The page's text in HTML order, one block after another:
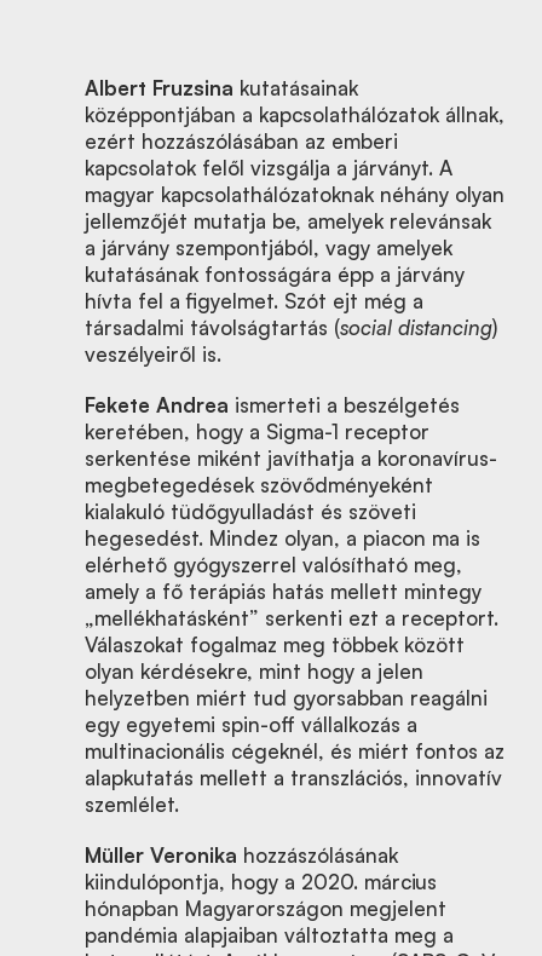
Albert Fruzsina kutatásainak
középpontjában a kapcsolathálózatok állnak,
ezért hozzászólásában az emberi
kapcsolatok felől vizsgálja a járványt. A
magyar kapcsolathálózatoknak néhány olyan
jellemzőjét mutatja be, amelyek relevánsak
a járvány szempontjából, vagy amelyek
kutatásának fontosságára épp a járvány
hívta fel a figyelmet. Szót ejt még a
társadalmi távolságtartás (social distancing)
veszélyeiről is.
Fekete Andrea ismerteti a beszélgetés
keretében, hogy a Sigma-1 receptor
serkentése miként javíthatja a koronavírus-
megbetegedések szövődményeként
kialakuló tüdőgyulladást és szöveti
hegesedést. Mindez olyan, a piacon ma is
elérhető gyógyszerrel valósítható meg,
amely a fő terápiás hatás mellett mintegy
„mellékhatásként” serkenti ezt a receptort.
Válaszokat fogalmaz meg többek között
olyan kérdésekre, mint hogy a jelen
helyzetben miért tud gyorsabban reagálni
egy egyetemi spin-off vállalkozás a
multinacionális cégeknél, és miért fontos az
alapkutatás mellett a transzlációs, innovatív
szemlélet.
Müller Veronika hozzászólásának
kiindulópontja, hogy a 2020. március
hónapban Magyarországon megjelent
pandémia alapjaiban változtatta meg a